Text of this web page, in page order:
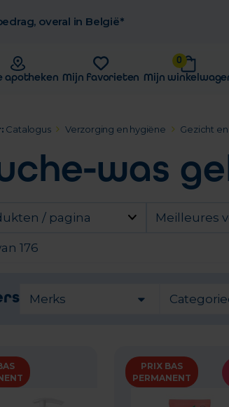
overal in België*
apotheken Mijn favorieten
0
Mijn
Catalogus Verzorging en hygiëne Gezicht
was
/ pagina Meilleures
176
Merks
PRIX BAS
PERMANENT